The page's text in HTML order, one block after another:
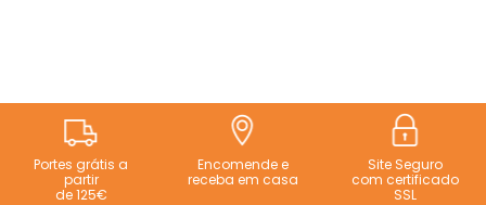
Portes grátis a
partir
de 125€
Encomende e
receba em casa
Site Seguro
com certificado
SSL